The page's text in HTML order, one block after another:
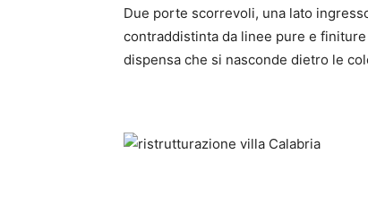
Due porte scorrevoli, una lato
contraddistinta da linee pure e
dispensa che si nasconde dietro le